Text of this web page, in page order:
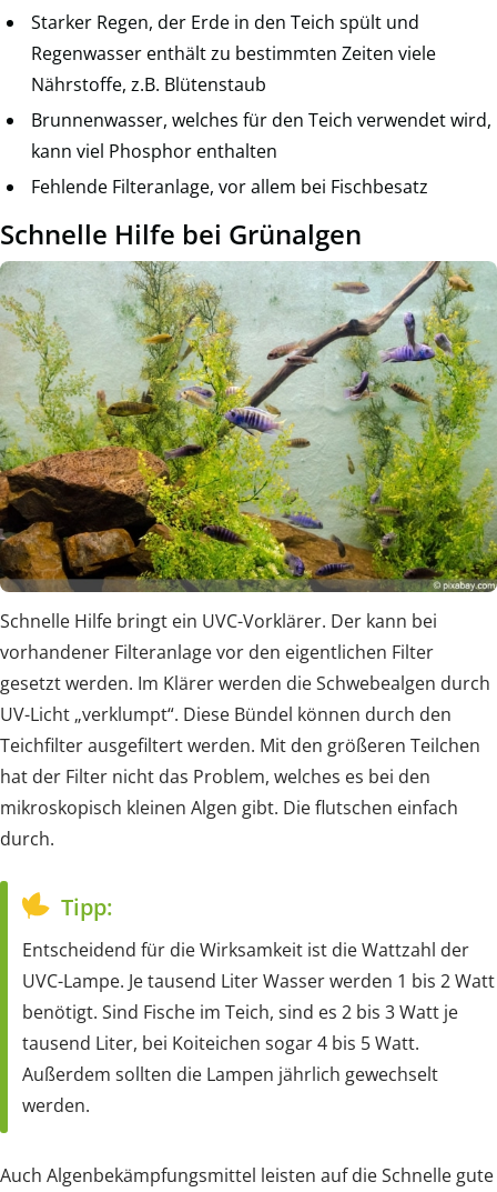
Starker Regen, der Erde in den Teich spült und
Regenwasser enthält zu bestimmten Zeiten viele
Nährstoffe, z.B. Blütenstaub
Brunnenwasser, welches für den Teich verwendet wird,
kann viel Phosphor enthalten
Fehlende Filteranlage, vor allem bei Fischbesatz
Schnelle Hilfe bei Grünalgen
Schnelle Hilfe bringt ein UVC-Vorklärer. Der kann bei
vorhandener Filteranlage vor den eigentlichen Filter
gesetzt werden. Im Klärer werden die Schwebealgen durch
UV-Licht „verklumpt“. Diese Bündel können durch den
Teichfilter ausgefiltert werden. Mit den größeren Teilchen
hat der Filter nicht das Problem, welches es bei den
mikroskopisch kleinen Algen gibt. Die flutschen einfach
durch.
Tipp:
Entscheidend für die Wirksamkeit ist die Wattzahl der
UVC-Lampe. Je tausend Liter Wasser werden 1 bis 2 Watt
benötigt. Sind Fische im Teich, sind es 2 bis 3 Watt je
tausend Liter, bei Koiteichen sogar 4 bis 5 Watt.
Außerdem sollten die Lampen jährlich gewechselt
werden.
Auch Algenbekämpfungsmittel leisten auf die Schnelle gute